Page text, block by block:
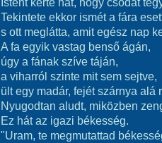
Tekintete ekkor ismét a fára
s ott meglátta, amit egész nap
A fa egyik vastag benső ágán,
úgy a fának szíve táján,
a viharról szinte mit sem sejtve,
ült egy madár, fejét szárnya alá
Nyugodtan aludt, miközben
Ez hát az igazi békesség.
"Uram, te megmutattad